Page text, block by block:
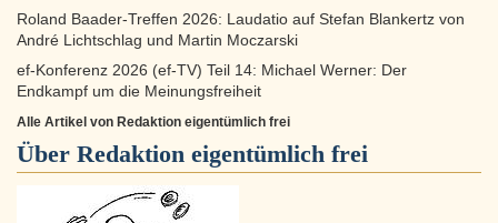
Roland Baader-Treffen 2026: Laudatio auf Stefan Blankertz von
André Lichtschlag und Martin Moczarski
ef-Konferenz 2026 (ef-TV) Teil 14: Michael Werner: Der
Endkampf um die Meinungsfreiheit
Alle Artikel von Redaktion eigentümlich frei
Über Redaktion eigentümlich frei